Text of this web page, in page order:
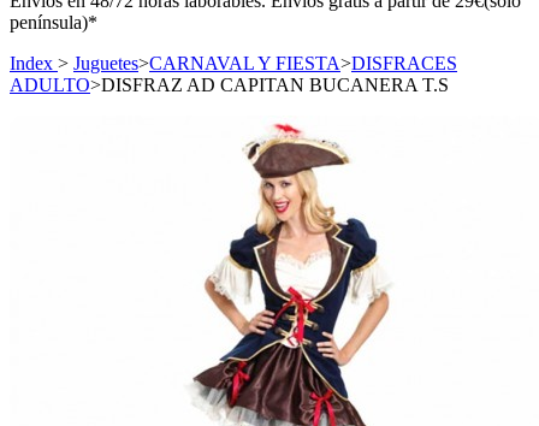
península)*
Index > Juguetes>CARNAVAL Y FIESTA>DISFRACES
ADULTO>DISFRAZ AD CAPITAN BUCANERA T.S